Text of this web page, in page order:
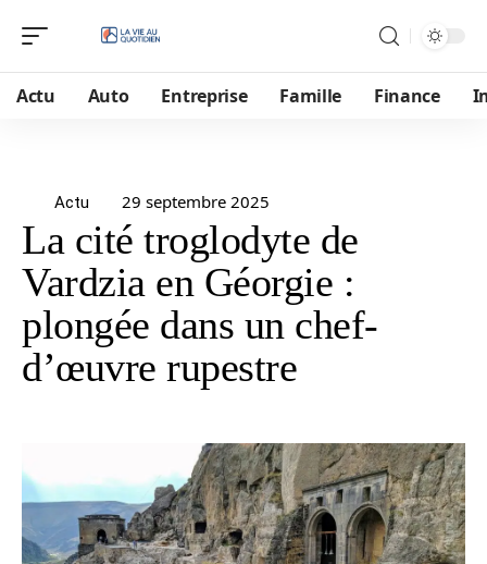
Actu Auto Entreprise Famille Finance
Actu 29 septembre 2025
La cité troglodyte de
Vardzia en Géorgie :
plongée dans un chef-
d’œuvre rupestre